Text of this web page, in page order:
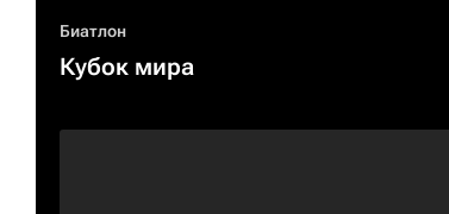
Биатлон
Кубок мира